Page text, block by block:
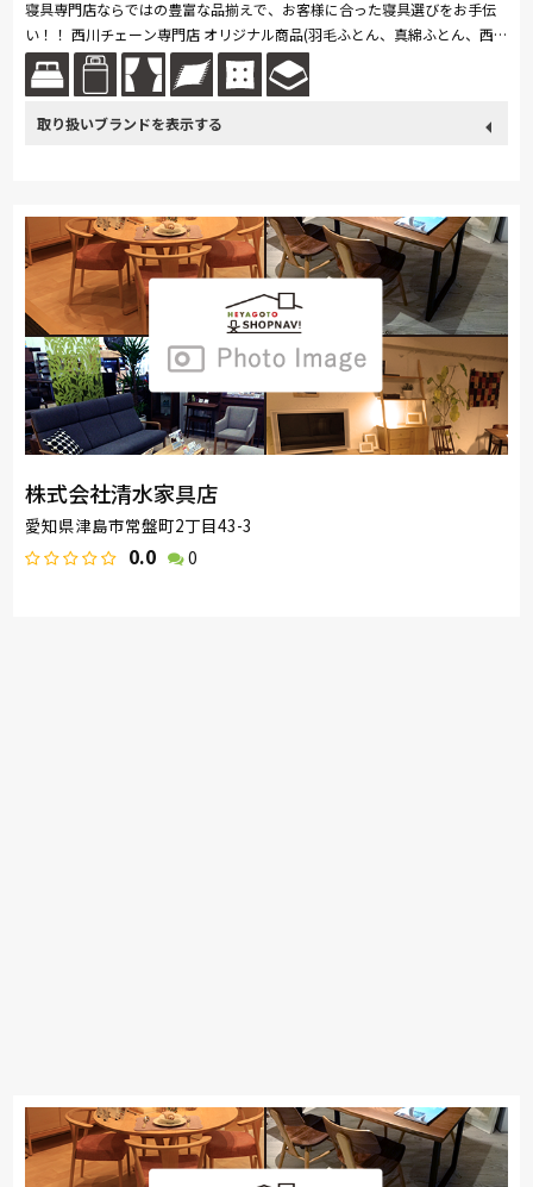
寝具専門店ならではの豊富な品揃えで、お客様に合った寝具選びをお手伝
い！！ 西川チェーン専門店 オリジナル商品(羽毛ふとん、真綿ふとん、西
川AiRシリーズ、＆Free 商品、オーダーメイド枕) ロマンス小杉 マ...続きを
読む
ロマンス小杉 昭和西川
株式会社清水家具店
愛知県津島市常盤町2丁目43-3
0.0 0